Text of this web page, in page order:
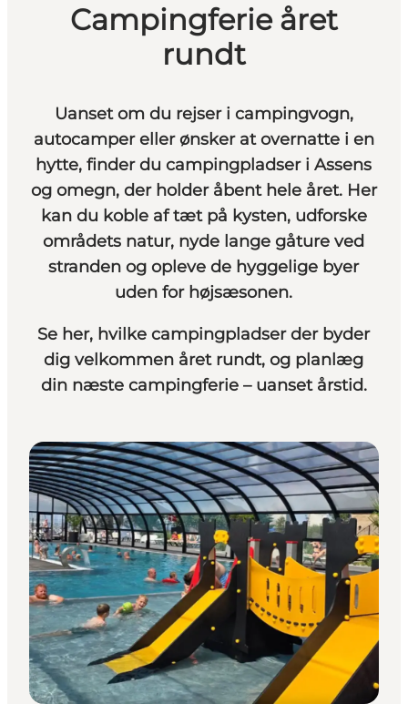
Campingferie året
rundt
Uanset om du rejser i campingvogn,
autocamper eller ønsker at overnatte i en
hytte, finder du campingpladser i Assens
og omegn, der holder åbent hele året. Her
kan du koble af tæt på kysten, udforske
områdets natur, nyde lange gåture ved
stranden og opleve de hyggelige byer
uden for højsæsonen.
Se her, hvilke campingpladser der byder
dig velkommen året rundt, og planlæg
din næste campingferie – uanset årstid.